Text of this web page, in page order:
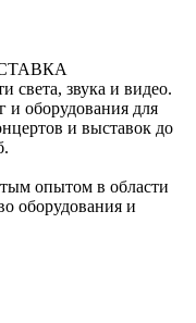
света, звука и видео.
и оборудования для
и выставок до
опытом в области
оборудования и